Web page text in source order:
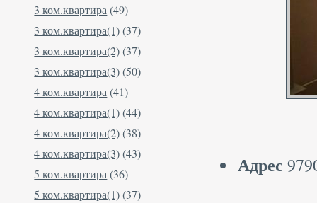
3 ком.квартира (49)
3 ком.квартира(1)(37)
3 ком.квартира(2)(37)
3 ком.квартира(3)(50)
4 ком.квартира (41)
4 ком.квартира(1)(44)
4 ком.квартира(2)(38)
4 ком.квартира(3)(43)
5 ком.квартира (36)
5 ком.квартира(1)(37)
Адрес